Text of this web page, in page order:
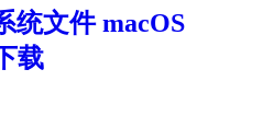
统文件 macOS
载